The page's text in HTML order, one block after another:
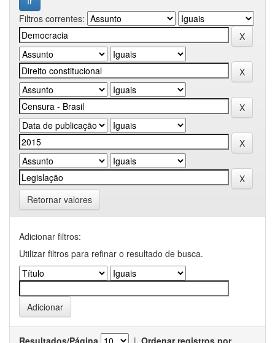
Filtros correntes:
Retornar valores
Adicionar filtros:
Utilizar filtros para refinar o resultado de busca.
Resultados/Página | Ordenar registros por